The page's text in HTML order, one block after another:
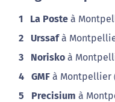
1 La Poste à
2 Urssafà
3 Norisko à
4 GMF à Montpellier
5 Precisium à